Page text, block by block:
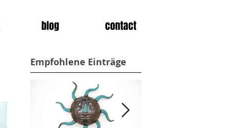
blog contact
Empfohlene Einträge